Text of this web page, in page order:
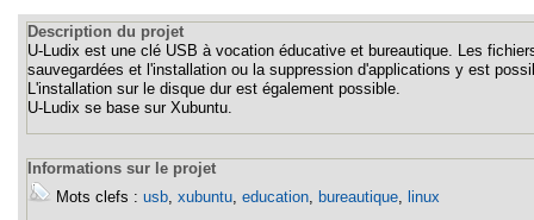
Description du projet
U-Ludix est une clé USB à vocation éducative et bureautique. Les
sauvegardées et l'installation ou la suppression d'applications y est
L'installation sur le disque dur est également possible.
U-Ludix se base sur Xubuntu.
Informations sur le projet
Mots clefs : usb, xubuntu, education, bureautique, linux